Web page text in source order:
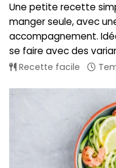
Une petite recette
manger seule, avec
accompagnement.
se faire avec des
Recette facile